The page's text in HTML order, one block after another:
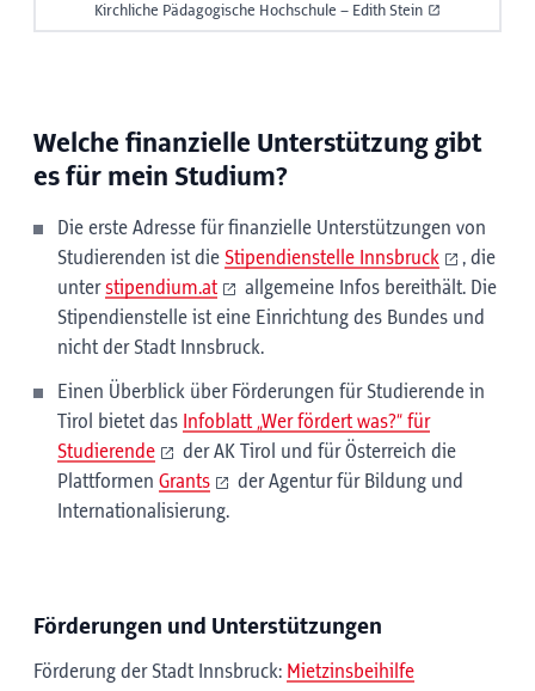
Kirchliche Pädagogische Hochschule – Edith Stein
Welche finanzielle Unterstützung gibt
es für mein Studium?
Die erste Adresse für finanzielle Unterstützungen von
Studierenden ist die Stipendienstelle Innsbruck
, die
unterstipendium.at
allgemeine Infos bereithält. Die
Stipendienstelle ist eine Einrichtung des Bundes und
nicht der Stadt Innsbruck.
Einen Überblick über Förderungen für Studierende in
Tirol bietet das Infoblatt „Wer fördert was?“ für
Studierende
der AK Tirol und für Österreich die
Plattformen Grants
der Agentur für Bildung und
Internationalisierung.
Förderungen und Unterstützungen
Förderung der Stadt Innsbruck: Mietzinsbeihilfe